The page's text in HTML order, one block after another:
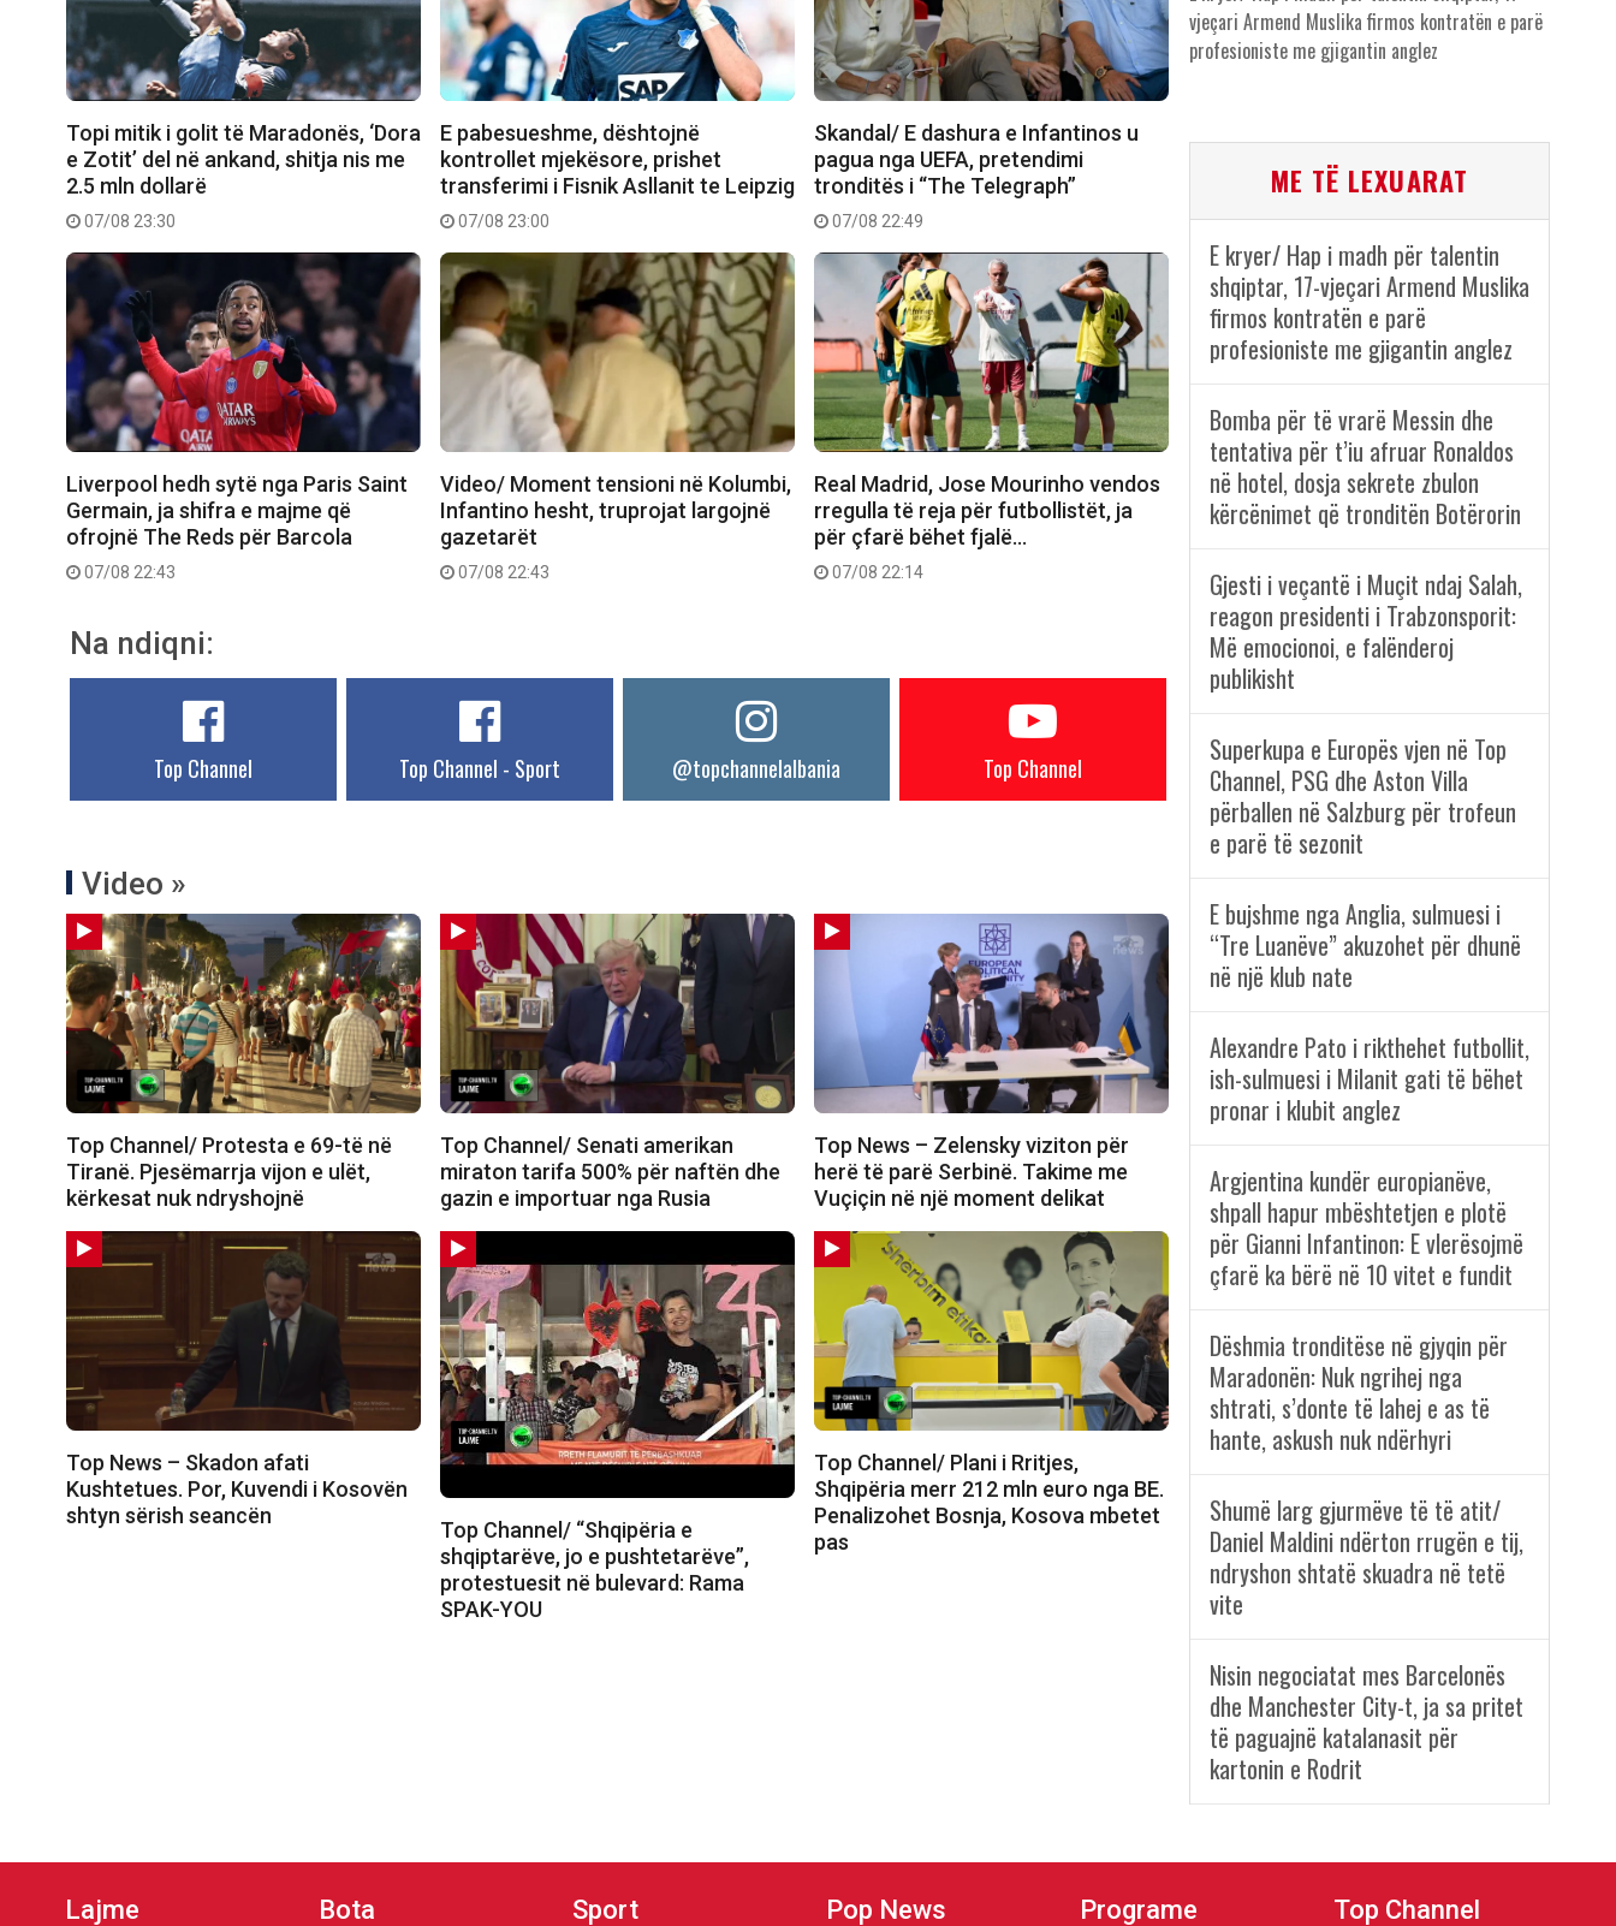
Topi mitik i golit të Maradonës, ‘Dora
e Zotit’ del në ankand, shitja nis me
2.5 mln dollarë
07/08 23:30
E pabesueshme, dështojnë
kontrollet mjekësore, prishet
transferimi i Fisnik Asllanit te Leipzig
07/08 23:00
Skandal/ E dashura e Infantinos u
pagua nga UEFA, pretendimi
tronditës i “The Telegraph”
07/08 22:49
Liverpool hedh sytë nga Paris Saint
Germain, ja shifra e majme që
ofrojnë The Reds për Barcola
07/08 22:43
Video/ Moment tensioni në Kolumbi,
Infantino hesht, truprojat largojnë
gazetarët
07/08 22:43
Real Madrid, Jose Mourinho vendos
rregulla të reja për futbollistët, ja
për çfarë bëhet fjalë…
07/08 22:14
Na ndiqni:
Top Channel Top Channel - Sport @topchannelalbania Top Channel
Video »
Top Channel/ Protesta e 69-të në
Tiranë. Pjesëmarrja vijon e ulët,
kërkesat nuk ndryshojnë
Top Channel/ Senati amerikan
miraton tarifa 500% për naftën dhe
gazin e importuar nga Rusia
Top News – Zelensky viziton për
herë të parë Serbinë. Takime me
Vuçiçin në një moment delikat
Top News – Skadon afati
Kushtetues. Por, Kuvendi i Kosovën
shtyn sërish seancën
Top Channel/ “Shqipëria e
shqiptarëve, jo e pushtetarëve”,
protestuesit në bulevard: Rama
SPAK-YOU
Top Channel/ Plani i Rritjes,
Shqipëria merr 212 mln euro nga BE.
Penalizohet Bosnja, Kosova mbetet
pas
vjeçari Armend Muslika firmos kontratën e parë
profesioniste me gjigantin anglez
ME TË LEXUARAT
E kryer/ Hap i madh për talentin
shqiptar, 17-vjeçari Armend Muslika
firmos kontratën e parë
profesioniste me gjigantin anglez
Bomba për të vrarë Messin dhe
tentativa për t’iu afruar Ronaldos
në hotel, dosja sekrete zbulon
kërcënimet që tronditën Botërorin
Gjesti i veçantë i Muçit ndaj Salah,
reagon presidenti i Trabzonsporit:
Më emocionoi, e falënderoj
publikisht
Superkupa e Europës vjen në Top
Channel, PSG dhe Aston Villa
përballen në Salzburg për trofeun
e parë të sezonit
E bujshme nga Anglia, sulmuesi i
“Tre Luanëve” akuzohet për dhunë
në një klub nate
Alexandre Pato i rikthehet futbollit,
ish-sulmuesi i Milanit gati të bëhet
pronar i klubit anglez
Argjentina kundër europianëve,
shpall hapur mbështetjen e plotë
për Gianni Infantinon: E vlerësojmë
çfarë ka bërë në 10 vitet e fundit
Dëshmia tronditëse në gjyqin për
Maradonën: Nuk ngrihej nga
shtrati, s’donte të lahej e as të
hante, askush nuk ndërhyri
Shumë larg gjurmëve të të atit/
Daniel Maldini ndërton rrugën e tij,
ndryshon shtatë skuadra në tetë
vite
Nisin negociatat mes Barcelonës
dhe Manchester City-t, ja sa pritet
të paguajnë katalanasit për
kartonin e Rodrit
Lajme Bota Sport Pop News Programe Top Channel